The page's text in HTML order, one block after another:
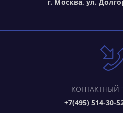
г. Москва, ул.
КОНТАКТНЫЙ
+7(495) 514-30-